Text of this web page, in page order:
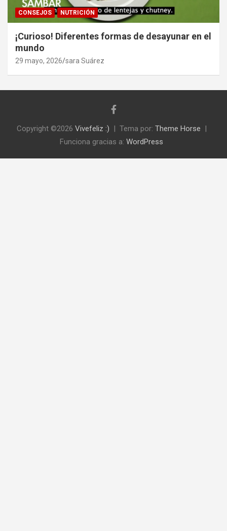
CONSEJOS NUTRICIÓN
¡Curioso! Diferentes formas de desayunar en el
mundo
29 mayo, 2026 sara Suárez
Copyright ©2026 Vivefeliz :) Tema por: Theme Horse
Funciona gracias a: WordPress